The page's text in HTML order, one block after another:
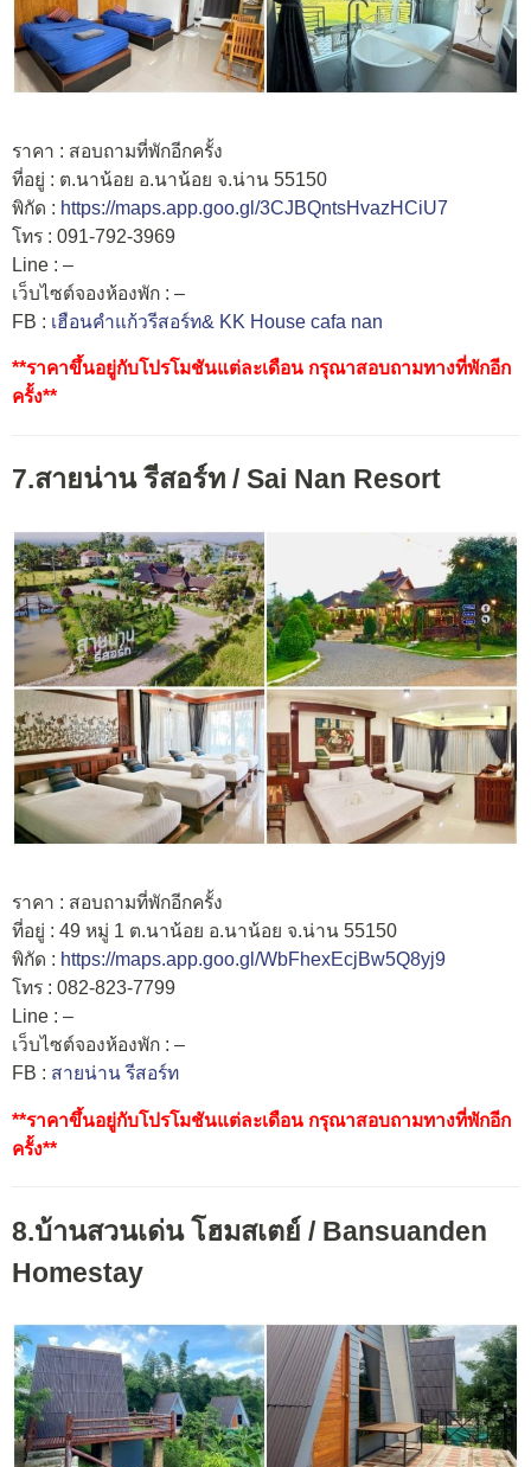
ราคา : สอบถามที่พักอีกครั้ง
ที่อยู่ : ต.นาน้อย อ.นาน้อย จ.น่าน 55150
พิกัด : https://maps.app.goo.gl/3CJBQntsHvazHCiU7
โทร : 091-792-3969
Line : –
เว็บไซต์จองห้องพัก : –
FB : เฮือนคำแก้วรีสอร์ท& KK House cafa nan
**ราคาขึ้นอยู่กับโปรโมชันแต่ละเดือน กรุณาสอบถามทางที่พักอีก
ครั้ง**
7.สายน่าน รีสอร์ท / Sai Nan Resort
ราคา : สอบถามที่พักอีกครั้ง
ที่อยู่ : 49 หมู่ 1 ต.นาน้อย อ.นาน้อย จ.น่าน 55150
พิกัด : https://maps.app.goo.gl/WbFhexEcjBw5Q8yj9
โทร : 082-823-7799
Line : –
เว็บไซต์จองห้องพัก : –
FB : สายน่าน รีสอร์ท
**ราคาขึ้นอยู่กับโปรโมชันแต่ละเดือน กรุณาสอบถามทางที่พักอีก
ครั้ง**
8.บ้านสวนเด่น โฮมสเตย์ / Bansuanden
Homestay